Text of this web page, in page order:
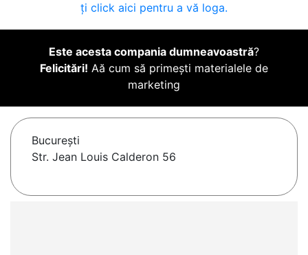
ți click aici pentru a vă loga.
Este acesta compania dumneavoastră?
Felicitări! Aă cum să primești materialele de
marketing
Bucureşti
Str. Jean Louis Calderon 56